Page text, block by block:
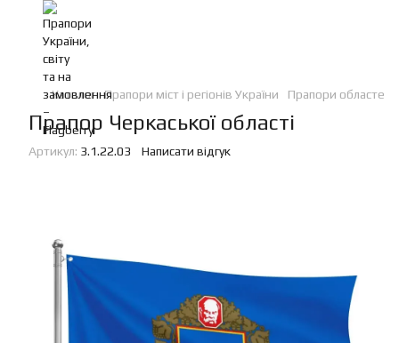
Каталог Прапори міст і регіонів України Прапори областей
Прапор Черкаської області
Артикул: 3.1.22.03 Написати відгук